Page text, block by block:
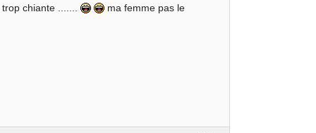
trop chiante .......
ma femme pas le